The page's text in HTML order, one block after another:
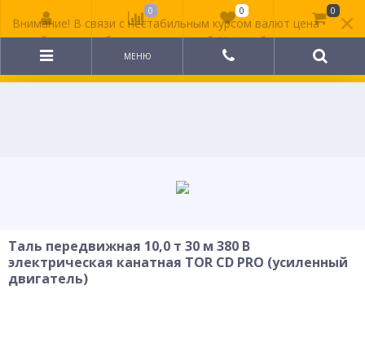
Внимание! В связи с нестабильным курсом валют цена
на сайте может быть неактуальной. Уточняйте
стоимость у менеджера.
МЕНЮ
Таль передвижная 10,0 т 30 м 380 В
электрическая канатная TOR CD PRO (усиленный
двигатель)
0 0 0